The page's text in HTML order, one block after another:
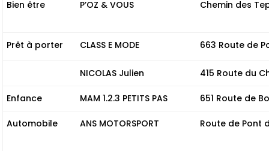
Bien être P’OZ & VOUS Chemin des
Prêt à porter CLASS E MODE 663 Route de
NICOLAS Julien 415 Route du
Enfance MAM 1.2.3 PETITS PAS 651 Route de
Automobile ANS MOTORSPORT Route de Pont